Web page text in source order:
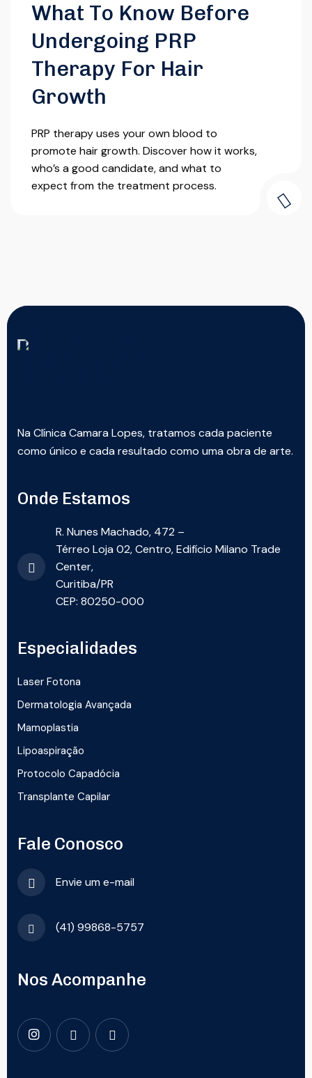
What To Know Before
Undergoing PRP
Therapy For Hair
Growth
PRP therapy uses your own blood to
promote hair growth. Discover how it works,
who’s a good candidate, and what to
expect from the treatment process.
Na Clínica Camara Lopes, tratamos cada paciente
como único e cada resultado como uma obra de arte.
Onde Estamos
R. Nunes Machado, 472 –
Térreo Loja 02, Centro, Edifício Milano Trade
Center,
Curitiba/PR
CEP: 80250-000
Especialidades
Laser Fotona
Dermatologia Avançada
Mamoplastia
Lipoaspiração
Protocolo Capadócia
Transplante Capilar
Fale Conosco
Envie um e-mail
(41) 99868-5757
Nos Acompanhe